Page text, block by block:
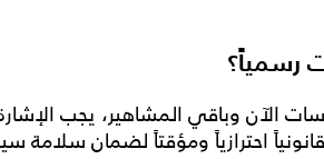
رسمياً؟
الآن وباقي المشاهير، يجب
احترازياً ومؤقتاً لضمان سلامة